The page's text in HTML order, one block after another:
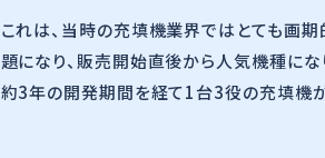
これは、当時の充填機業界ではとても画
題になり、販売開始直後から人気機種にな
約3年の開発期間を経て1台3役の充填機が